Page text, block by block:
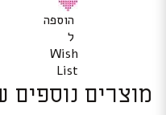
הוספה
ל
Wish
List
מוצרים נוספים